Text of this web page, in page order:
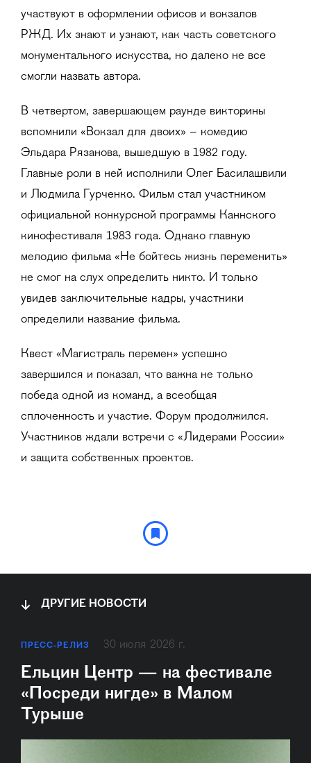
участвуют в оформлении офисов и вокзалов
РЖД. Их знают и узнают, как часть советского
монументального искусства, но далеко не все
смогли назвать автора.
В четвертом, завершающем раунде викторины
вспомнили «Вокзал для двоих» – комедию
Эльдара Рязанова, вышедшую в 1982 году.
Главные роли в ней исполнили Олег Басилашвили
и Людмила Гурченко. Фильм стал участником
официальной конкурсной программы Каннского
кинофестиваля 1983 года. Однако главную
мелодию фильма «Не бойтесь жизнь переменить»
не смог на слух определить никто. И только
увидев заключительные кадры, участники
определили название фильма.
Квест «Магистраль перемен» успешно
завершился и показал, что важна не только
победа одной из команд, а всеобщая
сплоченность и участие. Форум продолжился.
Участников ждали встречи с «Лидерами России»
и защита собственных проектов.
ДРУГИЕ НОВОСТИ
ПРЕСС-РЕЛИЗ 30 июля 2026 г.
Ельцин Центр — на фестивале
«Посреди нигде» в Малом
Турыше